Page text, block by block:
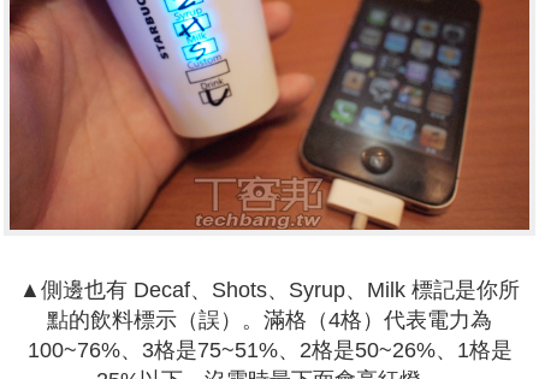
▲ 側邊也有 Decaf、Shots、Syrup、Milk 標記是你所
點的飲料標示（誤）。滿格（4格）代表電力為
100~76%、3格是75~51%、2格是50~26%、1格是